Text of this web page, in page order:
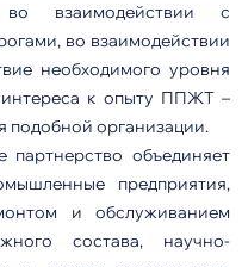
взаимодействии с
во взаимодействии
необходимого уровня
интереса к опыту ППЖТ –
подобной организации.
партнерство объединяет
предприятия,
и обслуживанием
состава, научно-